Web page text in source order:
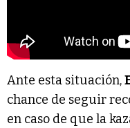
Ante esta situación,
chance de seguir
en caso de que la